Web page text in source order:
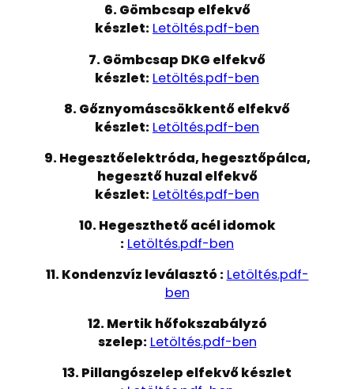
6. Gömbcsap elfekvő
készlet: Letöltés.pdf-ben
7. Gömbcsap DKG elfekvő
készlet: Letöltés.pdf-ben
8. Gőznyomáscsökkentő elfekvő
készlet: Letöltés.pdf-ben
9. Hegesztőelektróda, hegesztőpálca,
hegesztő huzal elfekvő
készlet: Letöltés.pdf-ben
10. Hegeszthető acél idomok
: Letöltés.pdf-ben
11. Kondenzvíz leválasztó : Letöltés.pdf-
ben
12. Mertik hőfokszabályzó
szelep: Letöltés.pdf-ben
13. Pillangószelep elfekvő készlet